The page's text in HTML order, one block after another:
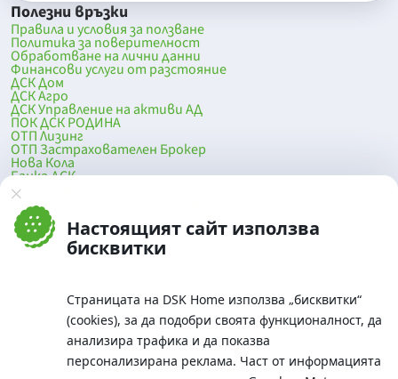
Настоящият сайт използва
бисквитки
Страницата на DSK Home използва „бисквитки“
(cookies), за да подобри своята функционалност, да
анализира трафика и да показва
персонализирана реклама. Част от информацията
Полезни връзки
Правила и условия за ползване
Политика за поверителност
Обработване на лични данни
Финансови услуги от разстояние
ДСК Дом
ДСК Агро
ДСК Управление на активи АД
ПОК ДСК РОДИНА
ОТП Лизинг
ОТП Застрахователен Брокер
Нова Кола
Банка ДСК
DSK Mobile
Оферти за продажба от Банка ДСК
Клонова мрежа и банкомати
До началото на страницата